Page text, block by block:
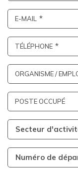
E-MAIL
TÉLÉPHONE
ORGANISME /
POSTE OCCUPÉ
Secteur
Numéro de